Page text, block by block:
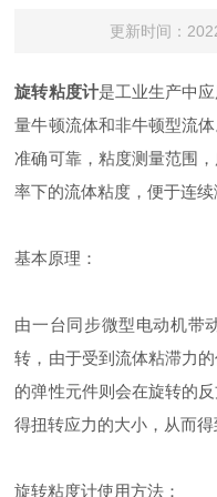
更新时间：
旋转粘度计是工业生产中
量牛顿流体和非牛顿型流
准确可靠，粘度测量范围
率下的流体粘度，便于连续
基本原理：
由一台同步微型电动机带
转，由于受到流体粘滞力
的弹性元件则会在旋转的
得扭转应力的大小，从而得
旋转粘度计使用方法：